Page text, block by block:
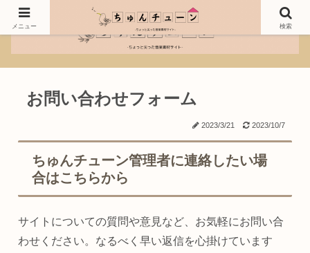
お問い合わせフォーム
2023/3/21 2023/10/7
ちゅんチューン管理者に連絡したい場
合はこちらから
サイトについての質問や意見など、お気軽にお問い合
わせください。なるべく早い返信を心掛けています
メニュー 検索